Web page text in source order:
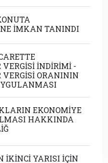
İMKAN TANINDI
İNDİRİMİ -
ORANININ
EKONOMİYE
HAKKINDA
İKİNCİ YARISI İÇİN